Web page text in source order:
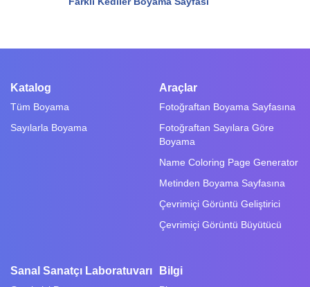
Katalog
Tüm Boyama
Sayılarla Boyama
Araçlar
Fotoğraftan Boyama Sayfasına
Fotoğraftan Sayılara Göre
Boyama
Name Coloring Page Generator
Metinden Boyama Sayfasına
Çevrimiçi Görüntü Geliştirici
Çevrimiçi Görüntü Büyütücü
Sanal Sanatçı Laboratuvarı Bilgi